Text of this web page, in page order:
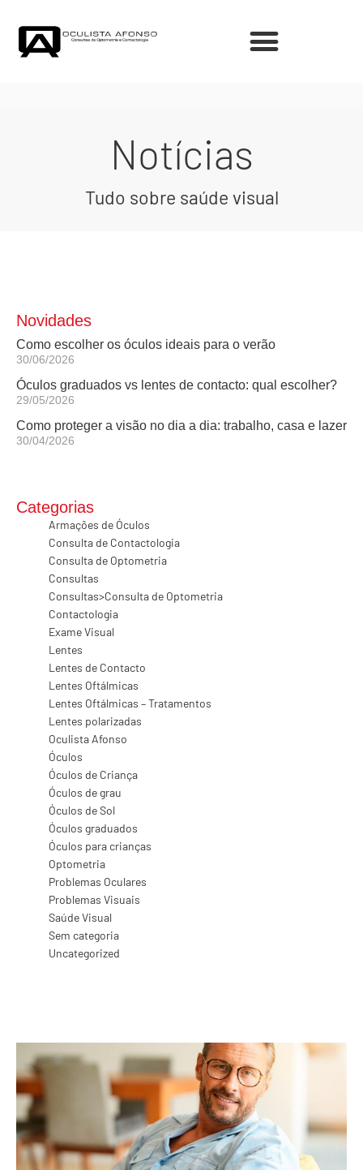
Notícias
Tudo sobre saúde visual
Novidades
Como escolher os óculos ideais para o verão
30/06/2026
Óculos graduados vs lentes de contacto: qual escolher?
29/05/2026
Como proteger a visão no dia a dia: trabalho, casa e lazer
30/04/2026
Categorias
Armações de Óculos
Consulta de Contactologia
Consulta de Optometria
Consultas
Consultas>Consulta de Optometria
Contactologia
Exame Visual
Lentes
Lentes de Contacto
Lentes Oftálmicas
Lentes Oftálmicas – Tratamentos
Lentes polarizadas
Oculista Afonso
Óculos
Óculos de Criança
Óculos de grau
Óculos de Sol
Óculos graduados
Óculos para crianças
Optometria
Problemas Oculares
Problemas Visuais
Saúde Visual
Sem categoria
Uncategorized